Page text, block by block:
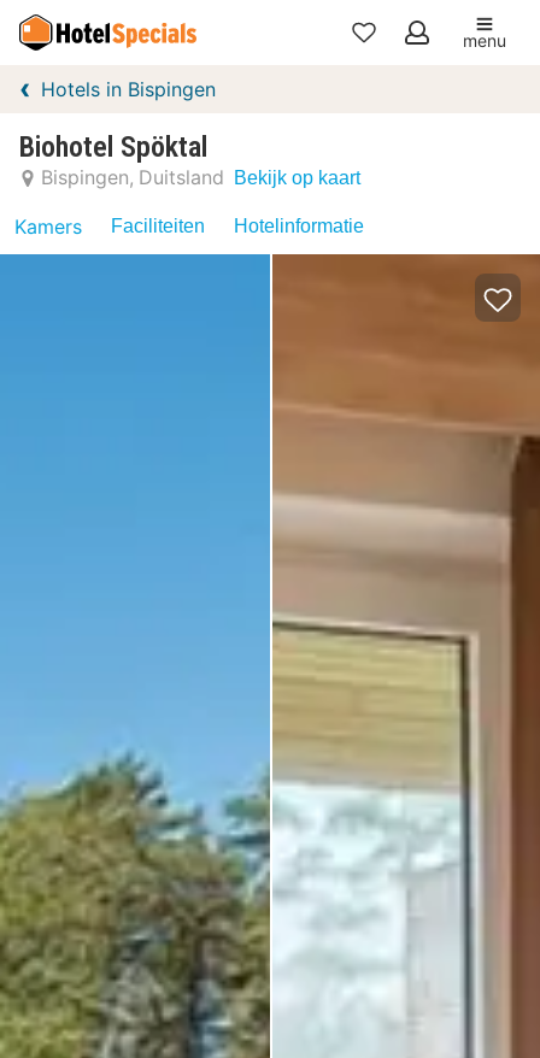
Mijn
menu
Hotels in Bispingen
Biohotel Spöktal
Bispingen Duitsland Bekijk op kaart
Kamers Faciliteiten Hotelinformatie